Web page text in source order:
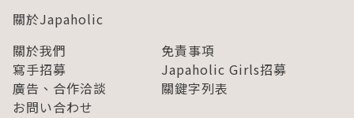
關於Japaholic
關於我們
免責事項
寫手招募
Japaholic Girls招募
廣告、合作洽談
關鍵字列表
お問い合わせ